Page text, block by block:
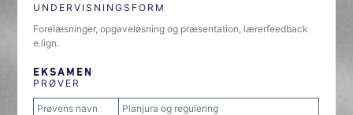
UNDERVISNINGSFORM
Forelæsninger, opgaveløsning og præsentation, lærerfeedback
e.lign.
EKSAMEN
PRØVER
Prøvens navn
Planjura og regulering